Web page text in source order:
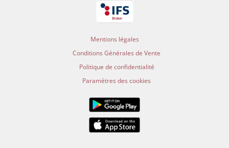
Mentions légales
Conditions Générales de Vente
Politique de confidentialité
Paramètres des cookies